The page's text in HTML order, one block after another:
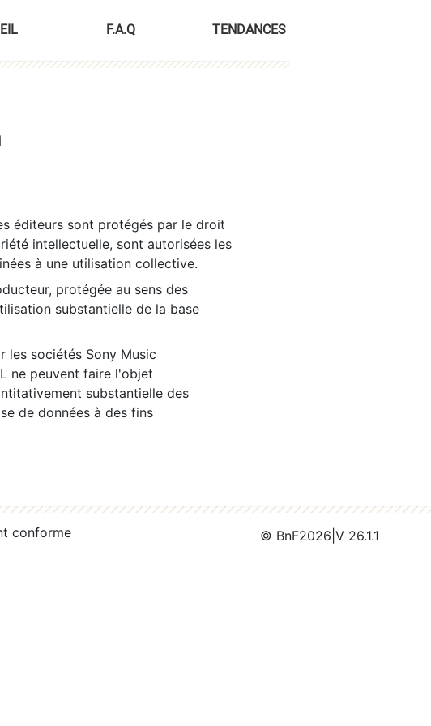
F.A.Q TENDANCES
éditeurs sont protégés par le droit
intellectuelle, sont autorisées les
à une utilisation collective.
protégée au sens des
substantielle de la base
les sociétés Sony Music
ne peuvent faire l'objet
substantielle des
de données à des fins
conforme © BnF2026 V 26.1.1